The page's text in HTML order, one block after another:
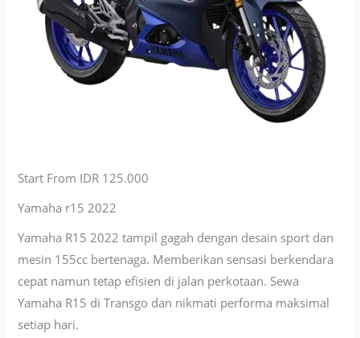
Start From IDR 125.000
Yamaha r15 2022
Yamaha R15 2022 tampil gagah dengan desain sport dan
mesin 155cc bertenaga. Memberikan sensasi berkendara
cepat namun tetap efisien di jalan perkotaan. Sewa
Yamaha R15 di Transgo dan nikmati performa maksimal
setiap hari.